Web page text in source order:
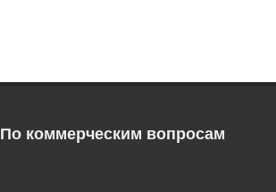
По коммерческим вопросам